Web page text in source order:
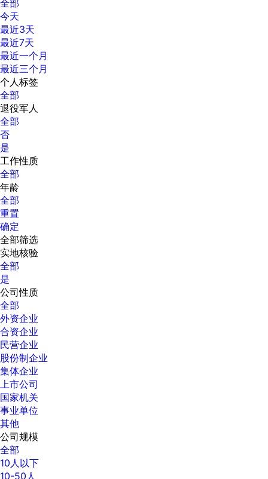
全部
今天
最近3天
最近7天
最近一个月
最近三个月
个人标签
全部
退役军人
全部
否
是
工作性质
全部
年龄
全部
重置
确定
全部筛选
实地核验
全部
是
公司性质
全部
外资企业
合资企业
民营企业
股份制企业
集体企业
上市公司
国家机关
事业单位
其他
公司规模
全部
10人以下
10-50人